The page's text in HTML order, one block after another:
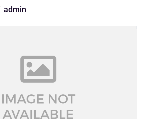
admin